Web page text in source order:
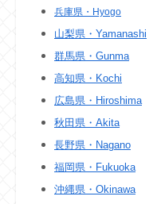
兵庫県・Hyogo
山梨県・Yamanashi
群馬県・Gunma
高知県・Kochi
広島県・Hiroshima
秋田県・Akita
長野県・Nagano
福岡県・Fukuoka
沖縄県・Okinawa